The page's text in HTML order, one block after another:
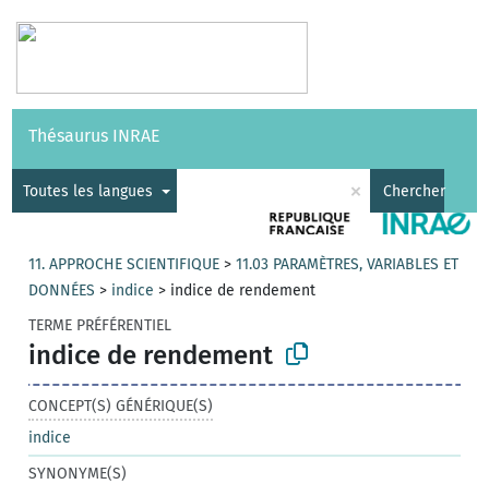
Vocabulaires API
Thésaurus INRAE
Toutes les langues × Chercher
11. APPROCHE SCIENTIFIQUE >11.03 PARAMÈTRES, VARIABLES ET
DONNÉES > indice > indice de rendement
TERME PRÉFÉRENTIEL
indice de rendement
CONCEPT(S) GÉNÉRIQUE(S)
indice
SYNONYME(S)